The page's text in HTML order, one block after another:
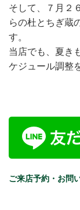
そして、７月２
らの杜とちぎ蔵
す。
当店でも、夏き
ケジュール調整
ご来店予約・お問